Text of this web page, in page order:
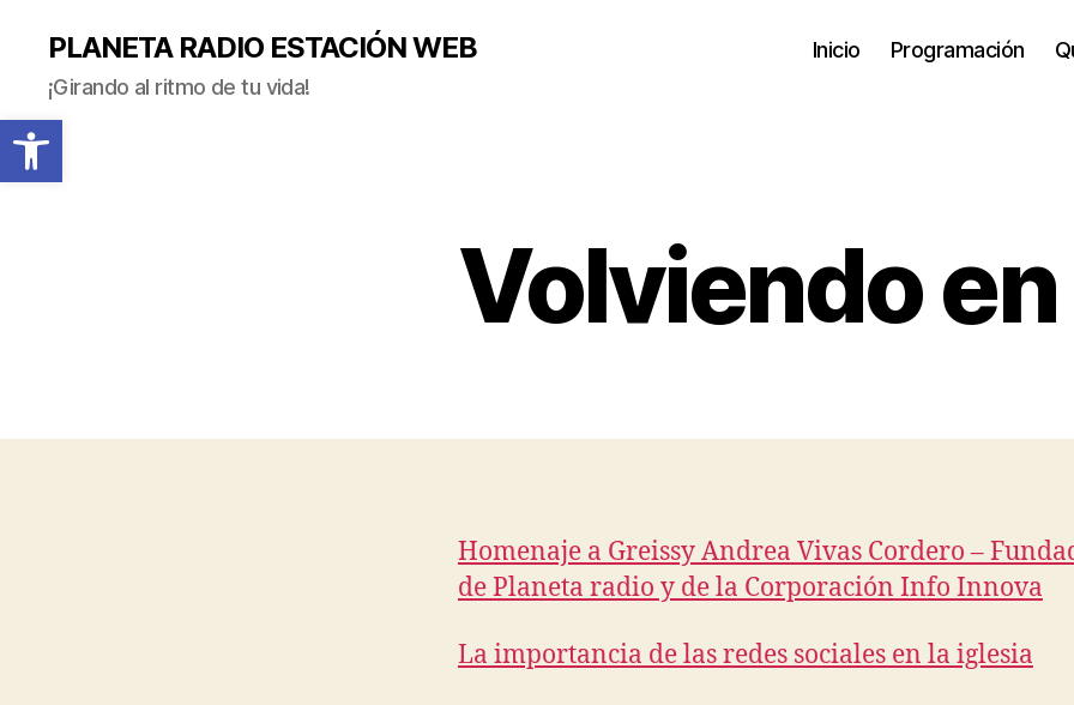
Abrir barra de herramientas
PLANETA RADIO ESTACIÓN WEB
¡Girando al ritmo de tu vida!
Inicio Programación
Volviendo
Homenaje a Greissy Andrea Vivas Cordero –
de Planeta radio y de la Corporación Info Innova
La importancia de las redes sociales en la iglesia